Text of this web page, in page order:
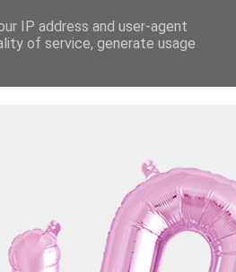
IP address and user-agent
of service, generate usage